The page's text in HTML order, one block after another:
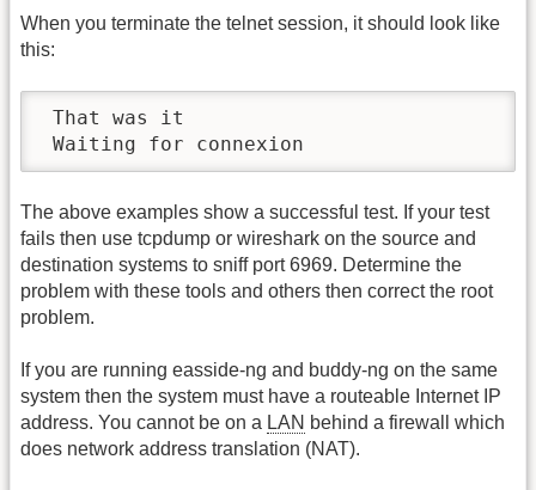
When you terminate the telnet session, it should look like
this:
That was it
Waiting for connexion
The above examples show a successful test. If your test
fails then use tcpdump or wireshark on the source and
destination systems to sniff port 6969. Determine the
problem with these tools and others then correct the root
problem.
If you are running easside-ng and buddy-ng on the same
system then the system must have a routeable Internet IP
address. You cannot be on a LAN behind a firewall which
does network address translation (NAT).